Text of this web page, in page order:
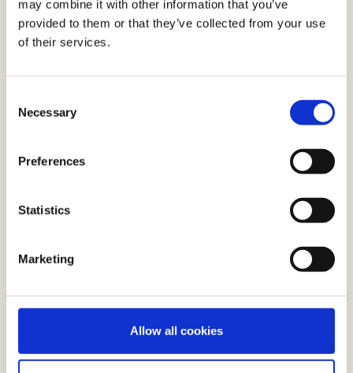
may combine it with other information that you’ve
provided to them or that they’ve collected from your use
of their services.
Selection
Necessary
Preferences
Statistics
Marketing
Allow all cookies
zusammenwirken
Kundeninformationen, Produktdaten und Inhalte
fließen kanalübergreifend – so bleibt jeder Moment
relevant, konsistent und personalisiert.
Alle Lösungen entdecken